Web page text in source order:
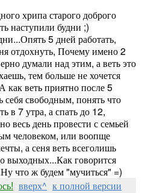
хрипа старого доброго
наступили будни ;)
5 дней работать,
отдохнуть, Почему имено 2
думали над этим, а веть это
тем больше не хочется
как веть приятно после 5
себя свободным, понять что
в 7 утра, а спать до 12,
весь день провести с семьей
человеком, или воопще
а сеня веть всеголишь
выходных...Как говорится
что ж будем "мучиться" =)
вверх^ к полной версии